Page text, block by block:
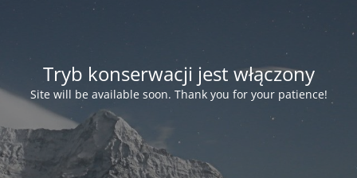
Tryb konserwacji jest włączony
Site will be available soon. Thank you for your patience!